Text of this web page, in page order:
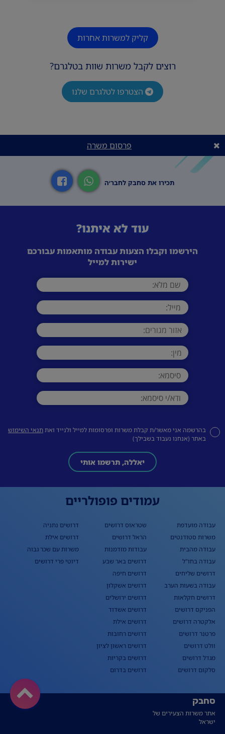
קליק למשרות אחרות
רוצים לקבל משרות שוות בטלגרם?
הצטרפו לטלגרם שלנו
פרסום משרה
תכירו את סחבק לחבר׳ה
עוד לא איתנו?
הירשמו וקבלו הצעות עבודה מותאמות עבורכם
ישירות למייל
בהרשמה אני מאשר/ת קבלת משרות ופרסומות למייל ולנייד ואתתנאי השימוש
באתר (אנחנו נעבוד בשבילך)
יאללה, תרשמו אותי
עמודים פופולריים
עבודה מועדפת
משרות סטודנטים
עבודה מהבית
עבודה בחו"ל
דרושים שליחים
עבודה בשעות הערב
דרושים חקלאות
הפניקס דרושים
אלקטרה דרושים
פרטנר דרושים
וולט דרושים
מגדל דרושים
סלקום דרושים
שטראוס דרושים
הראל דרושים
עבודות מזדמנות
דרושים באר שבע
דרושים חיפה
דרושים אשקלון
דרושים ירושלים
דרושים אשדוד
דרושים אילת
דרושים רחובות
דרושים ראשון לציון
דרושים בקריות
דרושים בדרום
דרושים נתניה
דרושים אילת
משרות עם שכר גבוה
דיוטי פרי דרושים
סחבק
אתר משרות הצעירים של
ישראל